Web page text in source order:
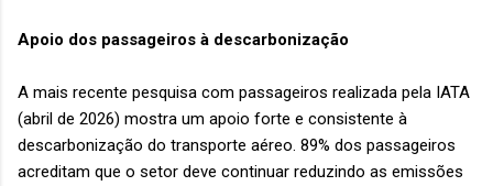
Apoio dos passageiros à descarbonização
A mais recente pesquisa com passageiros realizada pela IATA
(abril de 2026) mostra um apoio forte e consistente à
descarbonização do transporte aéreo. 89% dos passageiros
acreditam que o setor deve continuar reduzindo as emissões